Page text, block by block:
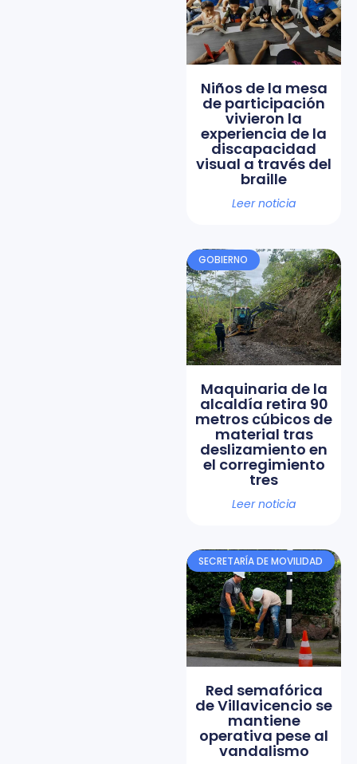
Niños de la mesa
de participación
vivieron la
experiencia de la
discapacidad
visual a través del
braille
Leer noticia
GOBIERNO
Maquinaria de la
alcaldía retira 90
metros cúbicos de
material tras
deslizamiento en
el corregimiento
tres
Leer noticia
SECRETARÍA DE MOVILIDAD
Red semafórica
de Villavicencio se
mantiene
operativa pese al
vandalismo